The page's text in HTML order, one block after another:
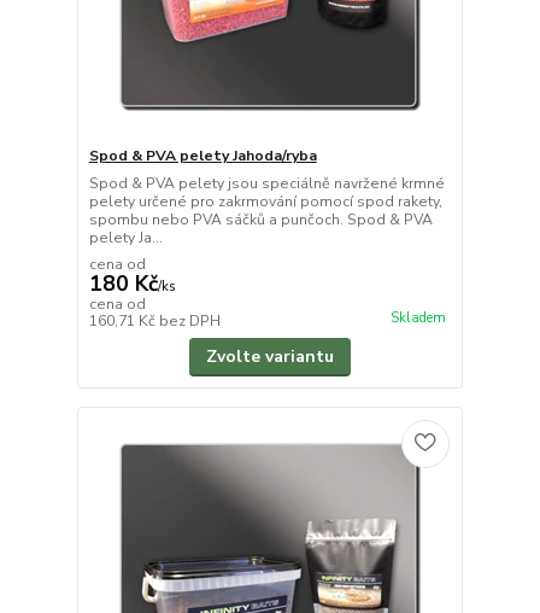
Spod & PVA pelety Jahoda/ryba
Spod & PVA pelety jsou speciálně navržené krmné
pelety určené pro zakrmování pomocí spod rakety,
spombu nebo PVA sáčků a punčoch. Spod & PVA
pelety Ja...
cena od
180 Kč/ks
cena od
160,71 Kč bez DPH Skladem
Zvolte variantu